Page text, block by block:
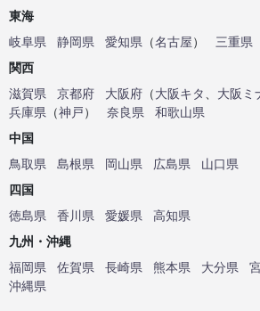
東海
岐阜県
静岡県 愛知県 （名古屋）
三重県
関西
滋賀県
京都府 大阪府 （大阪キタ 大阪ミ
兵庫県 （神戸） 奈良県
和歌山県
中国
鳥取県
島根県 岡山県 広島県
山口県
四国
徳島県
香川県 愛媛県
高知県
九州・沖縄
福岡県
佐賀県 長崎県 熊本県 大分県
沖縄県